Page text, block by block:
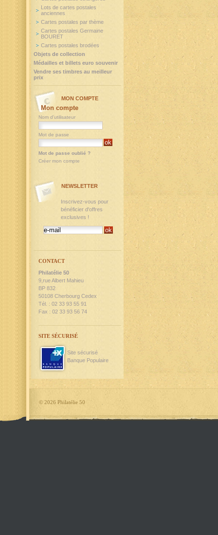
Lots de cartes postales
anciennes
Cartes postales par thème
Cartes postales Germaine
BOURET
Cartes postales brodées
Objets de collection
Médailles et billets euro souvenir
Vendre ses timbres au meilleur
prix
MON COMPTE
Mon compte
Nom d'utilisateur
Mot de passe
Mot de passe oublié ?
Créer mon compte
NEWSLETTER
Inscrivez-vous pour
bénéficier d'offres
exclusives !
CONTACT
Philatélie 50
9,rue Albert Mahieu
BP 832
50108 Cherbourg Cedex
Tél. : 02 33 93 55 91
Fax : 02 33 93 56 74
SITE SÉCURISÉ
Site sécurisé
Banque Populaire
© 2026 Philatélie 50